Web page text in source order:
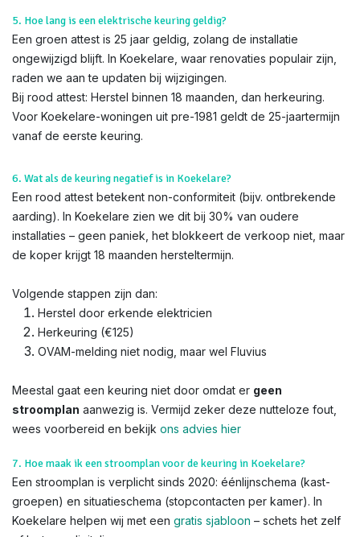
5. Hoe lang is een elektrische keuring geldig?
Een groen attest is 25 jaar geldig, zolang de installatie
ongewijzigd blijft. In Koekelare, waar renovaties populair zijn,
raden we aan te updaten bij wijzigingen.
Bij rood attest: Herstel binnen 18 maanden, dan herkeuring.
Voor Koekelare-woningen uit pre-1981 geldt de 25-jaartermijn
vanaf de eerste keuring.
6. Wat als de keuring negatief is in Koekelare?
Een rood attest betekent non-conformiteit (bijv. ontbrekende
aarding). In Koekelare zien we dit bij 30% van oudere
installaties – geen paniek, het blokkeert de verkoop niet, maar
de koper krijgt 18 maanden hersteltermijn.
Volgende stappen zijn dan:
Herstel door erkende elektricien
Herkeuring (€125)
OVAM-melding niet nodig, maar wel Fluvius
Meestal gaat een keuring niet door omdat er geen
stroomplan aanwezig is. Vermijd zeker deze nutteloze fout,
wees voorbereid en bekijk ons advies hier
7. Hoe maak ik een stroomplan voor de keuring in Koekelare?
Een stroomplan is verplicht sinds 2020: éénlijnschema (kast-
groepen) en situatieschema (stopcontacten per kamer). In
Koekelare helpen wij met een gratis sjabloon – schets het zelf